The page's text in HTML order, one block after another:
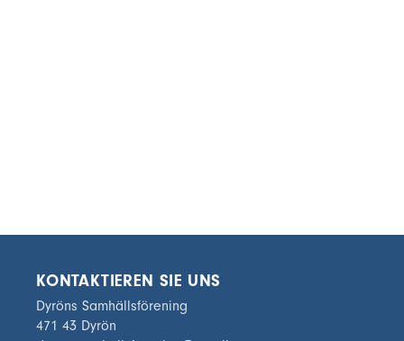
KONTAKTIEREN SIE UNS
Dyröns Samhällsförening
471 43 Dyrön